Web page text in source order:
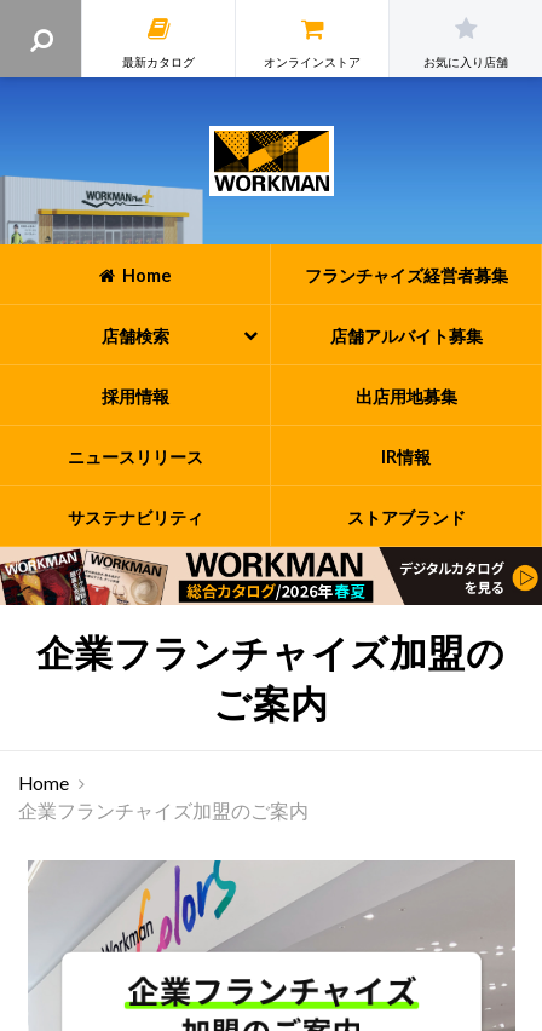
最新カタログ オンラインストア お気に入り店舗
Home フランチャイズ経営者募集
店舗検索 店舗アルバイト募集
採用情報 出店用地募集
ニュースリリース IR情報
サステナビリティ ストアブランド
企業フランチャイズ加盟の
ご案内
Home
企業フランチャイズ加盟のご案内